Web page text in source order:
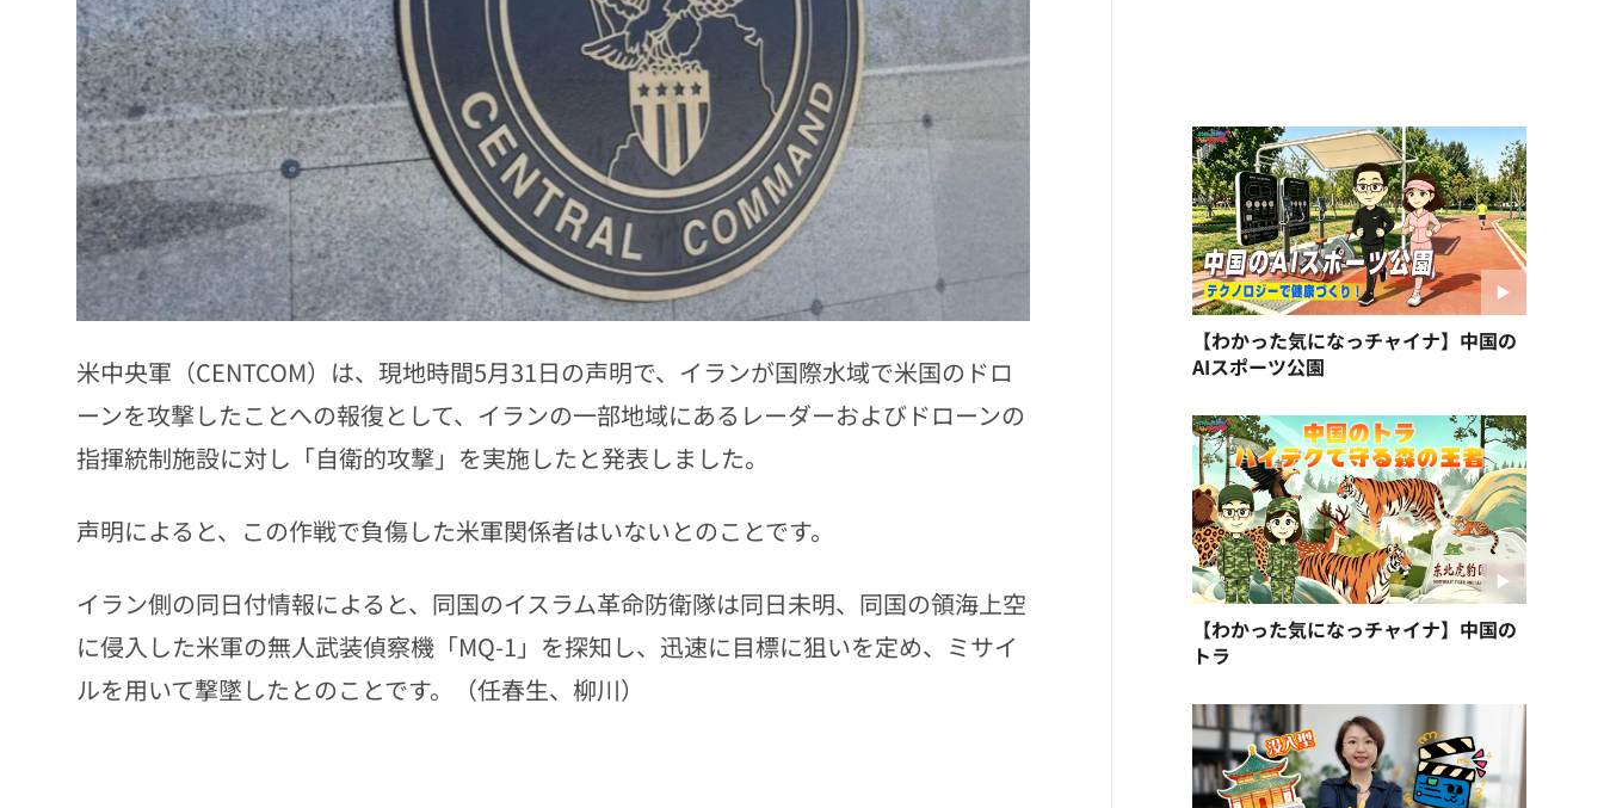
米中央軍（CENTCOM）は、現地時間5月31日の声明で、イランが国際水域で米国のドロ
ーンを攻撃したことへの報復として、イランの一部地域にあるレーダーおよびドローンの
指揮統制施設に対し「自衛的攻撃」を実施したと発表しました。
声明によると、この作戦で負傷した米軍関係者はいないとのことです。
イラン側の同日付情報によると、同国のイスラム革命防衛隊は同日未明、同国の領海上空
に侵入した米軍の無人武装偵察機「MQ-1」を探知し、迅速に目標に狙いを定め、ミサイ
ルを用いて撃墜したとのことです。（任春生、柳川）
【わかった気になっチャイナ】中国の
AIスポーツ公園
【わかった気になっチャイナ】中国の
トラ